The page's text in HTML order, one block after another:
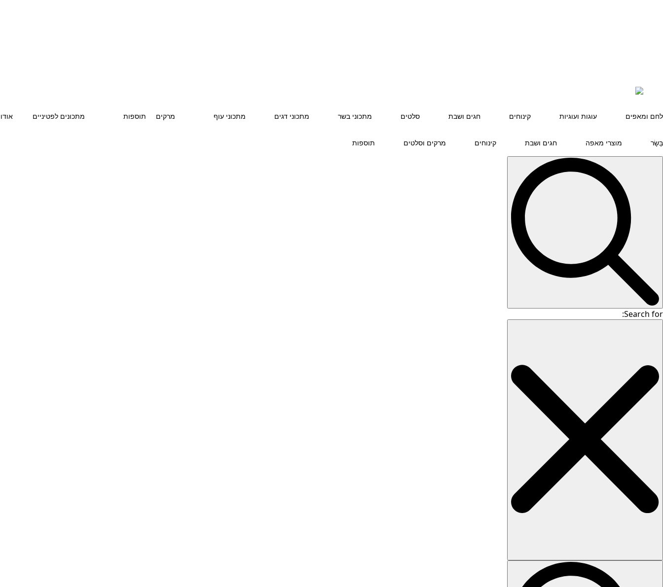
לחם ומאפים עוגות ועוגיות קינוחים חגים ושבת סלטים מתכוני בשר מתכוני דגים מתכוני עוף מרקים תוספות מתכונים לפטיניים
בָּשָׂר מוצרי מאפה חגים ושבת קינוחים מרקים וסלטים תוספות
Search for: